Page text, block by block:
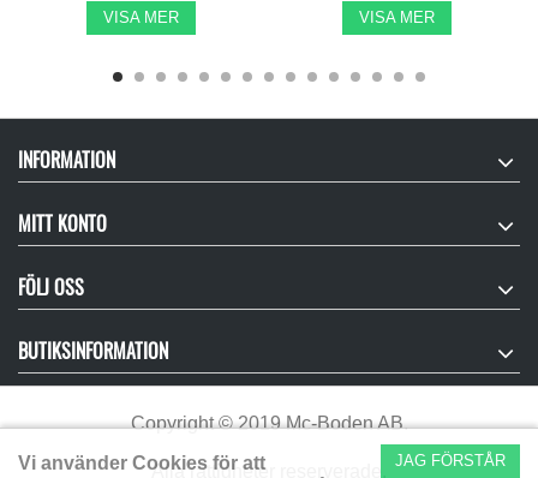
VISA MER VISA MER
INFORMATION
MITT KONTO
FÖLJ OSS
BUTIKSINFORMATION
Copyright©2019 Mc-Boden AB.
Alla rättigheter reserverade.
JAG FÖRSTÅR
Vi använder Cookies för att